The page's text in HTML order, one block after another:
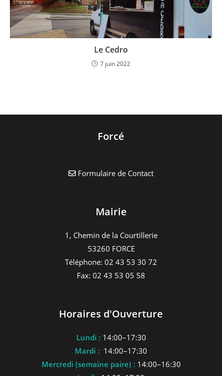
Le Cedro
7 juin 2022
Forcé
Formulaire de Contact
Mairie
1, Chemin de la Courtillerie
53260 FORCE
Téléphone: 02 43 53 30 72
Fax: 02 43 53 05 58
Horaires d'Ouverture
Lundi : 14:00–17:30
Mardi : 14:00–17:30
Mercredi (semaine paire) : 14:00–16:30